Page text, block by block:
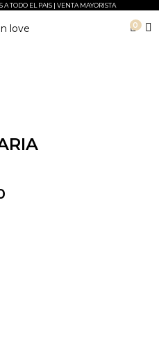
TODO EL PAIS | VENTA MAYORISTA
0